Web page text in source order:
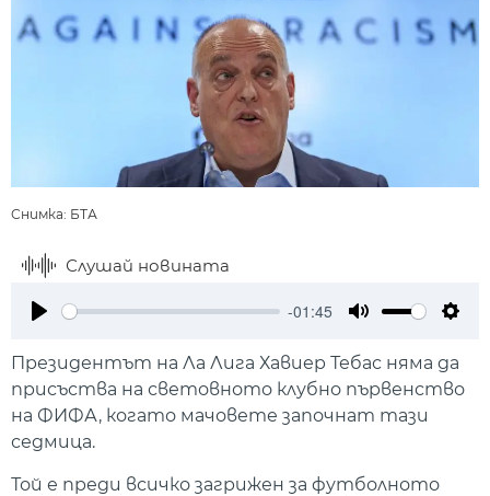
Снимка: БТА
Слушай новината
-01:45
Президентът на Ла Лига Хавиер Тебас няма да
присъства на световното клубно първенство
на ФИФА, когато мачовете започнат тази
седмица.
Той е преди всичко загрижен за футболното